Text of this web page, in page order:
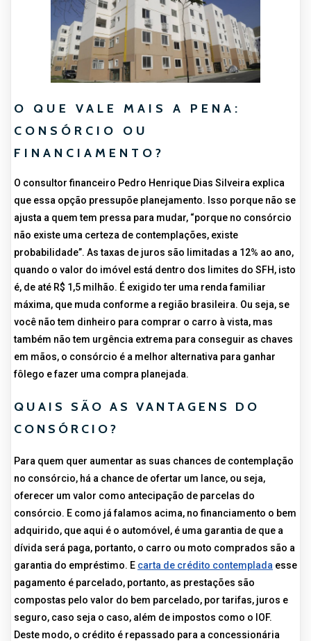
O QUE VALE MAIS A PENA:
CONSÓRCIO OU
FINANCIAMENTO?
O consultor financeiro Pedro Henrique Dias Silveira explica
que essa opção pressupõe planejamento. Isso porque não se
ajusta a quem tem pressa para mudar, “porque no consórcio
não existe uma certeza de contemplações, existe
probabilidade”. As taxas de juros são limitadas a 12% ao ano,
quando o valor do imóvel está dentro dos limites do SFH, isto
é, de até R$ 1,5 milhão. É exigido ter uma renda familiar
máxima, que muda conforme a região brasileira. Ou seja, se
você não tem dinheiro para comprar o carro à vista, mas
também não tem urgência extrema para conseguir as chaves
em mãos, o consórcio é a melhor alternativa para ganhar
fôlego e fazer uma compra planejada.
QUAIS SÃO AS VANTAGENS DO
CONSÓRCIO?
Para quem quer aumentar as suas chances de contemplação
no consórcio, há a chance de ofertar um lance, ou seja,
oferecer um valor como antecipação de parcelas do
consórcio. E como já falamos acima, no financiamento o bem
adquirido, que aqui é o automóvel, é uma garantia de que a
dívida será paga, portanto, o carro ou moto comprados são a
garantia do empréstimo. E carta de crédito contemplada esse
pagamento é parcelado, portanto, as prestações são
compostas pelo valor do bem parcelado, por tarifas, juros e
seguro, caso seja o caso, além de impostos como o IOF.
Deste modo, o crédito é repassado para a concessionária